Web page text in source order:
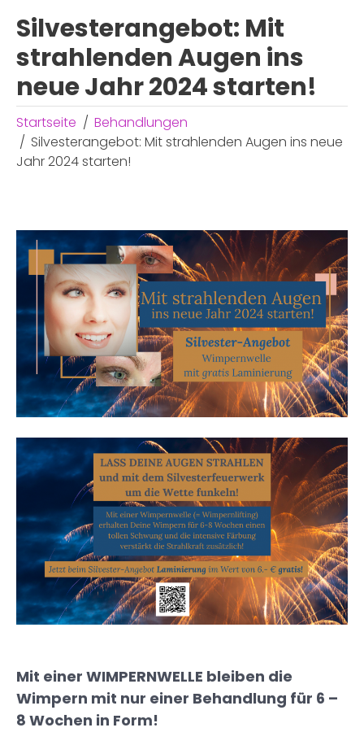
Silvesterangebot: Mit
strahlenden Augen ins
neue Jahr 2024 starten!
Startseite
Behandlungen
Silvesterangebot: Mit strahlenden Augen ins neue
Jahr 2024 starten!
Mit einer WIMPERNWELLE bleiben die
Wimpern mit nur einer Behandlung für 6 –
8 Wochen in Form!